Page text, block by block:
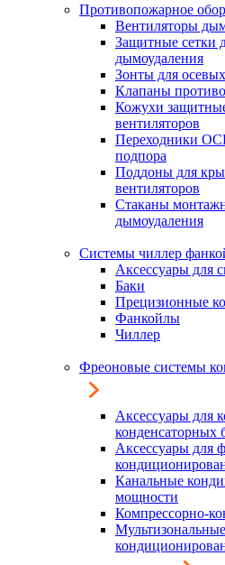
Противопожарное
Вентиляторы
Защитные сетки
дымоудаления
Зонты для
Клапаны
Кожухи
вентиляторов
Переходники
подпора
Поддоны для
вентиляторов
Стаканы
дымоудаления
Системы чиллер
Аксессуары для
Баки
Прецизионные
Фанкойлы
Чиллер
Фреоновые системы
Аксессуары для
конденсаторных
Аксессуары для
Канальные
мощности
Компрессорно-